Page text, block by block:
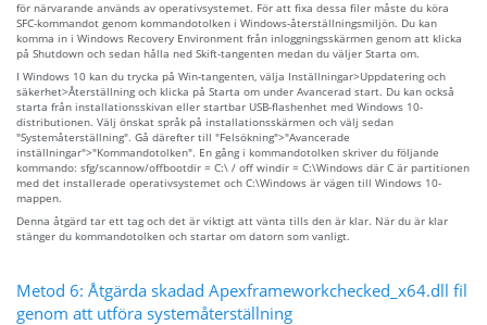
för närvarande används av operativsystemet. För att fixa dessa filer måste du köra
SFC-kommandot genom kommandotolken i Windows-återställningsmiljön. Du kan
komma in i Windows Recovery Environment från inloggningsskärmen genom att klicka
på Shutdown och sedan hålla ned Skift-tangenten medan du väljer Starta om.
I Windows 10 kan du trycka på Win-tangenten, välja Inställningar>Uppdatering och
säkerhet>Återställning och klicka på Starta om under Avancerad start. Du kan också
starta från installationsskivan eller startbar USB-flashenhet med Windows 10-
distributionen. Välj önskat språk på installationsskärmen och välj sedan
"Systemåterställning". Gå därefter till "Felsökning">"Avancerade
inställningar">"Kommandotolken". En gång i kommandotolken skriver du följande
kommando: sfg/scannow/offbootdir = C:\ / off windir = C:\Windows där C är partitionen
med det installerade operativsystemet och C:\Windows är vägen till Windows 10-
mappen.
Denna åtgärd tar ett tag och det är viktigt att vänta tills den är klar. När du är klar
stänger du kommandotolken och startar om datorn som vanligt.
Metod 6: Åtgärda skadad Apexframeworkchecked_x64.dll fil
genom att utföra systemåterställning